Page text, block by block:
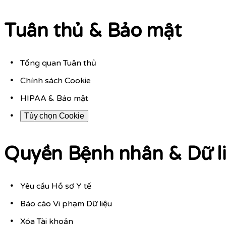
Tuân thủ & Bảo mật
Tổng quan Tuân thủ
Chính sách Cookie
HIPAA & Bảo mật
Tùy chọn Cookie
Quyền Bệnh nhân & Dữ
Yêu cầu Hồ sơ Y tế
Báo cáo Vi phạm Dữ liệu
Xóa Tài khoản